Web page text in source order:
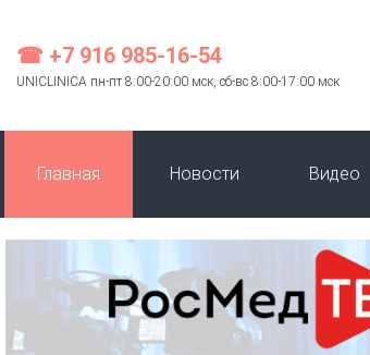
☎ +7 916 985-16-54
UNICLINICA пн-пт 8:00-20:00 мск, сб-вс 8:00-17:00 мск
Главная Новости Видео